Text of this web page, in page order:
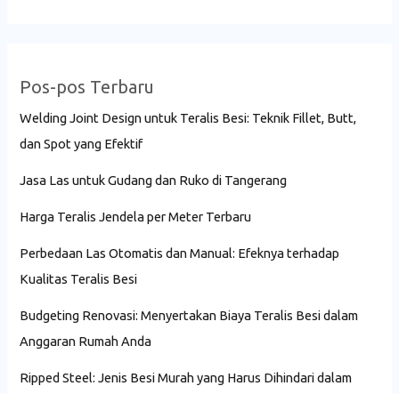
Pos-pos Terbaru
Welding Joint Design untuk Teralis Besi: Teknik Fillet, Butt,
dan Spot yang Efektif
Jasa Las untuk Gudang dan Ruko di Tangerang
Harga Teralis Jendela per Meter Terbaru
Perbedaan Las Otomatis dan Manual: Efeknya terhadap
Kualitas Teralis Besi
Budgeting Renovasi: Menyertakan Biaya Teralis Besi dalam
Anggaran Rumah Anda
Ripped Steel: Jenis Besi Murah yang Harus Dihindari dalam